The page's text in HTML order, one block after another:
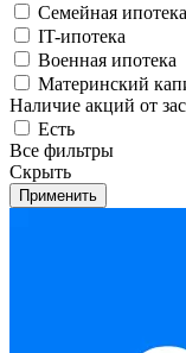
Семейная ипотека
IT-ипотека
Военная ипотека
Материнский
Наличие акций от
Есть
Все фильтры
Скрыть
Применить